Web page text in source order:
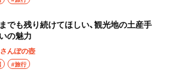
でも残り続けてほしい、観光地の土産手
の魅力
さんぽの壺
#旅行